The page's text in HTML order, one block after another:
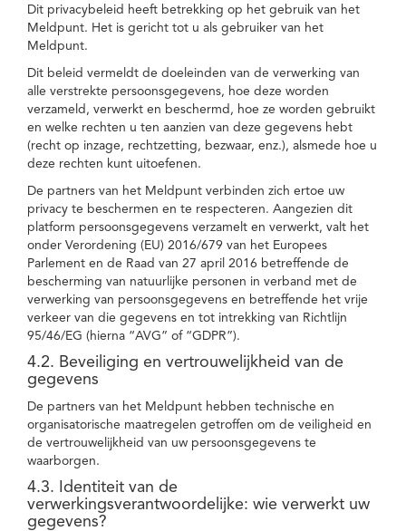
Dit privacybeleid heeft betrekking op het gebruik van het
Meldpunt. Het is gericht tot u als gebruiker van het
Meldpunt.
Dit beleid vermeldt de doeleinden van de verwerking van
alle verstrekte persoonsgegevens, hoe deze worden
verzameld, verwerkt en beschermd, hoe ze worden gebruikt
en welke rechten u ten aanzien van deze gegevens hebt
(recht op inzage, rechtzetting, bezwaar, enz.), alsmede hoe u
deze rechten kunt uitoefenen.
De partners van het Meldpunt verbinden zich ertoe uw
privacy te beschermen en te respecteren. Aangezien dit
platform persoonsgegevens verzamelt en verwerkt, valt het
onder Verordening (EU) 2016/679 van het Europees
Parlement en de Raad van 27 april 2016 betreffende de
bescherming van natuurlijke personen in verband met de
verwerking van persoonsgegevens en betreffende het vrije
verkeer van die gegevens en tot intrekking van Richtlijn
95/46/EG (hierna “AVG” of “GDPR”).
4.2. Beveiliging en vertrouwelijkheid van de
gegevens
De partners van het Meldpunt hebben technische en
organisatorische maatregelen getroffen om de veiligheid en
de vertrouwelijkheid van uw persoonsgegevens te
waarborgen.
4.3. Identiteit van de
verwerkingsverantwoordelijke: wie verwerkt uw
gegevens?